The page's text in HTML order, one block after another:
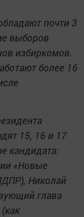
почти 3
выборов
избиркомов.
более 16
15, 16 и 17
кандидата:
«Новые
Николай
глава